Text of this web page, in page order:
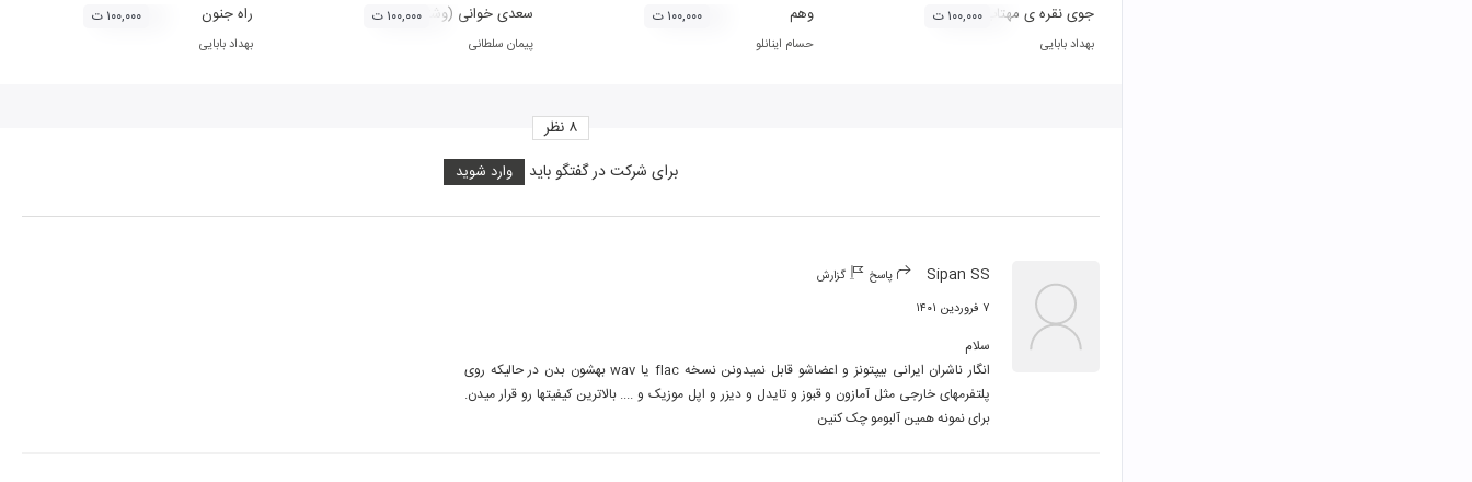
جوی نقره ی مهتاب
بهداد بابایی
۱۰۰,۰۰۰ ت وهم
حسام اینانلو
۱۰۰,۰۰۰ ت سعدی خوانی (وشتن)
پیمان سلطانی
۱۰۰,۰۰۰ ت راه جنون
بهداد بابایی
۱۰۰,۰۰۰ ت
برای شرکت در گفتگو باید وارد شوید
۸ نظر
Sipan SS پاسخ گزارش
۷ فروردین ۱۴۰۱
برای نمونه همین آلبومو چک کنین